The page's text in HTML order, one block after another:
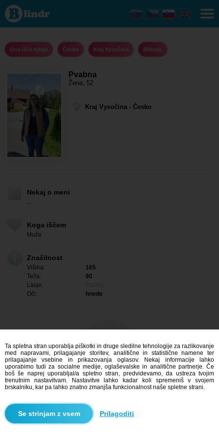
Pvabna -
Ona išče
njega
Kraj
- Březejc
Ona išče njega Česko Kraj Vysočina Březejc
Pvabna
Žena, 52
Kraj Vysočina - Česko
Nekaj o meni
...
Koga iščem
Muže
Značilnost
Višina:
165
Teža:
90
Lasje:
Oči:
hnede
Me zanima
Iskanje
Ta spletna stran uporablja piškotki in druge sledilne tehnologije za razlikovanje
med napravami, prilagajanje storitev, analitične in statistične namene ter
prilagajanje vsebine in prikazovanja oglasov. Nekaj informacije lahko
uporabimo tudi za socialne medije, oglaševalske in analitične partnerje. Če
boš še naprej uporabljal/a spletno stran, predvidevamo, da ustreza tvojim
trenutnim nastavitvam. Nastavitve lahko kadar koli spremeniš v svojem
brskalniku, kar pa lahko znatno zmanjša funkcionalnost naše spletne strani.
Prilagoditi